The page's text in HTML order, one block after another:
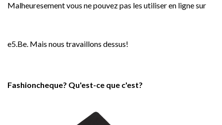
Malheuresement vous ne pouvez pas les utiliser en ligne sur
e5.Be. Mais nous travaillons dessus!
Fashioncheque? Qu'est-ce que c'est?